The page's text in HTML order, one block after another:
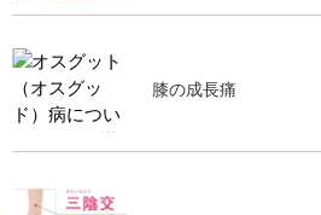
膝の成長痛